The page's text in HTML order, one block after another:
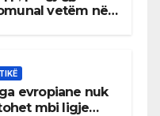
vetëm në
evropiane nuk
mbi ligje